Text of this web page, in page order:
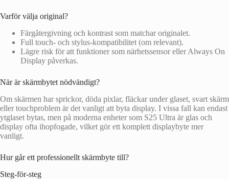
Varför välja original?
Färgåtergivning och kontrast som matchar originalet.
Full touch- och stylus-kompatibilitet (om relevant).
Lägre risk för att funktioner som närhetssensor eller Always On
Display påverkas.
När är skärmbytet nödvändigt?
Om skärmen har sprickor, döda pixlar, fläckar under glaset, svart skärm
eller touchproblem är det vanligt att byta display. I vissa fall kan endast
ytglaset bytas, men på moderna enheter som S25 Ultra är glas och
display ofta ihopfogade, vilket gör ett komplett displaybyte mer
vanligt.
Hur går ett professionellt skärmbyte till?
Steg-för-steg